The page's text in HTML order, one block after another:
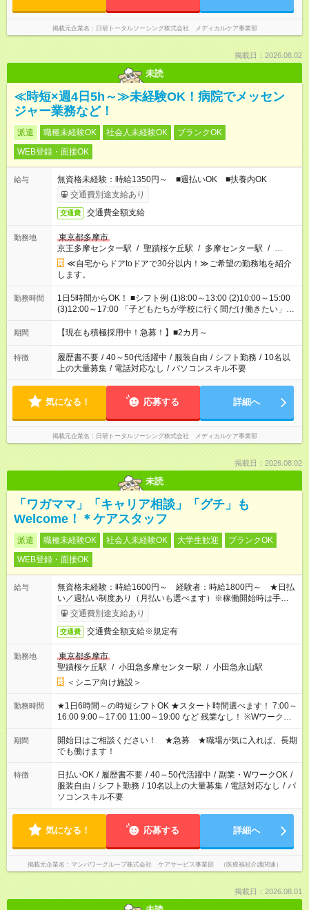
掲載元企業名 日研トータルソーシング株式会社 メディカルケア事業部
掲載日：2026.08.02
未読
≪時短×週4日5h～≫未経験OK！病院でメッセン
ジャー業務など！
派遣 職種未経験OK 社会人未経験OK
ブランクOK
WEB登録・面接OK
給与
無資格未経験：時給1350円～ ■週払いOK ■扶養内OK
交通費別途支給あり
交通費 交通費全額支給
勤務地
東京都多摩市
京王多摩センター駅 / 聖蹟桜ケ丘駅 / 多摩センター駅 / …
≪自宅からドアtoドアで30分以内！≫ご希望の勤務地を紹介
します。
勤務時間
1日5時間からOK！ ■シフト例 (1)8:00～13:00 (2)10:00～15:00
(3)12:00～17:00 「子どもたちが学校に行く間だけ働きたい」
「余裕を持って夕飯の準備がしたい」 「午前中は働いて、午後
はプライベートの時間にしたい」 など、ご希望を教えてくださ
間と、もう1つのお仕事の勤務時間。 合計で週40時間を超える
場合は応募できません。
期間 【現在も積極採用中！急募！】■2カ月～
特徴 履歴書不要 / 40～50代活躍中 / 服装自由 / シフト勤務 / 10名以
上の大量募集 / 電話対応なし / パソコンスキル不要
気になる！ 応募する 詳細へ
掲載元企業名 日研トータルソーシング株式会社 メディカルケア事業部
掲載日：2026.08.02
未読
「ワガママ」「キャリア相談」「グチ」も
Welcome！＊ケアスタッフ
派遣 職種未経験OK 社会人未経験OK 大学生歓迎
ブランクOK
WEB登録・面接OK
給与
無資格未経験：時給1600円～ 経験者：時給1800円～ ★日払
い／週払い制度あり（月払いも選べます）※稼働開始時は手続き
完了次第のお支払いとなります。
交通費別途支給あり
交通費 交通費全額支給※規定有
勤務地
東京都多摩市
聖蹟桜ケ丘駅 / 小田急多摩センター駅 / 小田急永山駅
＜シニア向け施設＞
勤務時間
★1日6時間～の時短シフトOK ★スタート時間選べます！ 7:00～
16:00 9:00～17:00 11:00～19:00 など 残業なし！ ※Wワークの
場合、他のお仕事と合わせ週40時間超の就業はご案内できませ
ん ※法令に基づき、週20時間以上勤務は社会保険への加入対象
となります ※労働者派遣法（日雇い派遣の原則禁止）により、
短時間・短期間の就業はご案内が難しい場合があります
期間
開始日はご相談ください！ ★急募 ★職場が気に入れば、長期
でも働けます！
特徴 日払いOK / 履歴書不要 / 40～50代活躍中 / 副業・WワークOK /
服装自由 / シフト勤務 / 10名以上の大量募集 / 電話対応なし / パ
ソコンスキル不要
気になる！ 応募する 詳細へ
掲載元企業名 マンパワーグループ株式会社 ケアサービス事業部 （医療福祉介護関連）
掲載日：2026.08.01